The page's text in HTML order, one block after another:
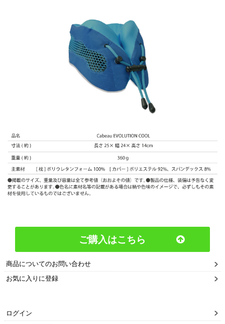
ご購入はこちら
商品についてのお問い合わせ
お気に入りに登録
ログイン